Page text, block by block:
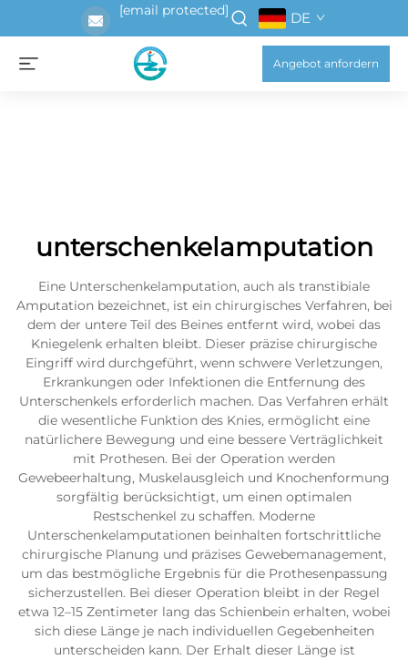
[email protected] DE
Angebot anfordern
unterschenkelamputation
Eine Unterschenkelamputation, auch als transtibiale
Amputation bezeichnet, ist ein chirurgisches Verfahren, bei
dem der untere Teil des Beines entfernt wird, wobei das
Kniegelenk erhalten bleibt. Dieser präzise chirurgische
Eingriff wird durchgeführt, wenn schwere Verletzungen,
Erkrankungen oder Infektionen die Entfernung des
Unterschenkels erforderlich machen. Das Verfahren erhält
die wesentliche Funktion des Knies, ermöglicht eine
natürlichere Bewegung und eine bessere Verträglichkeit
mit Prothesen. Bei der Operation werden
Gewebeerhaltung, Muskelausgleich und Knochenformung
sorgfältig berücksichtigt, um einen optimalen
Restschenkel zu schaffen. Moderne
Unterschenkelamputationen beinhalten fortschrittliche
chirurgische Planung und präzises Gewebemanagement,
um das bestmögliche Ergebnis für die Prothesenpassung
sicherzustellen. Bei dieser Operation bleibt in der Regel
etwa 12–15 Zentimeter lang das Schienbein erhalten, wobei
sich diese Länge je nach individuellen Gegebenheiten
unterscheiden kann. Der Erhalt dieser Länge ist